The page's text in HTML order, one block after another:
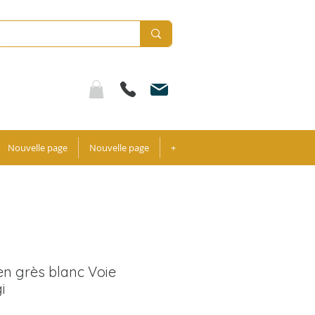
Nouvelle page Nouvelle page +
grès blanc Voie